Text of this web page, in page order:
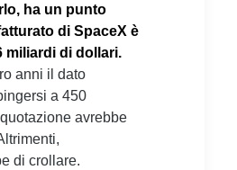
ha un punto
di SpaceX è
miliardi di dollari.
anni il dato
a 450
avrebbe
di crollare.